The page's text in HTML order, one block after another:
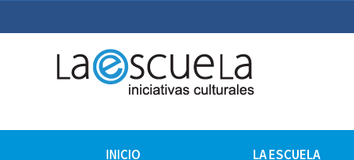
La Escuela Iniciativas
INICIO LA ESCUELA